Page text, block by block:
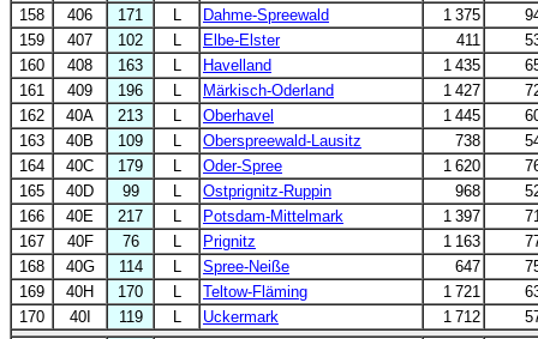
158
406 171 L Dahme-Spreewald 1 375
159
407 102 L Elbe-Elster 411
160
408 163 L Havelland 1 435
161
409 196 L Märkisch-Oderland 1 427
162
40A 213 L Oberhavel 1 445
163
40B 109 L Oberspreewald-Lausitz 738
164
40C 179 L Oder-Spree 1 620
165
40D 99 L Ostprignitz-Ruppin 968
166
40E 217 L Potsdam-Mittelmark 1 397
167
40F 76 L Prignitz 1 163
168
40G 114 L Spree-Neiße 647
169
40H 170 L Teltow-Fläming 1 721
170
40I 119 L Uckermark 1 712